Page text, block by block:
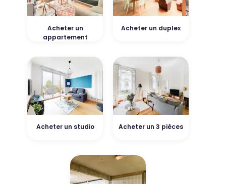
Acheter un
appartement
Acheter un duplex
Acheter un studio Acheter un 3 pièces